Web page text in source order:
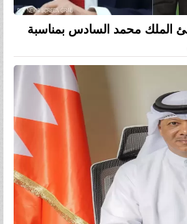
الملك محمد السادس بمناسبة